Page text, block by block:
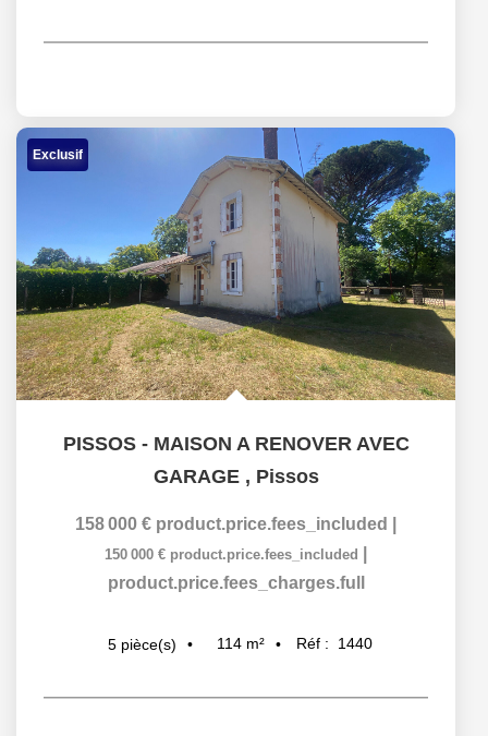
Exclusif
PISSOS - MAISON A RENOVER AVEC
GARAGE , Pissos
158 000 € product.price.fees_included
150 000 € product.price.fees_included
product.price.fees_charges.full
5 pièce(s) 114 m² Réf : 1440